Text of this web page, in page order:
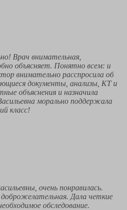
Врач внимательная,
объясняет. Понятно всем: и
внимательно расспросила об
документы, анализы, КТ и
объяснения и назначила
морально поддержала
класс!
очень понравилась.
Дала четкие
обследование.